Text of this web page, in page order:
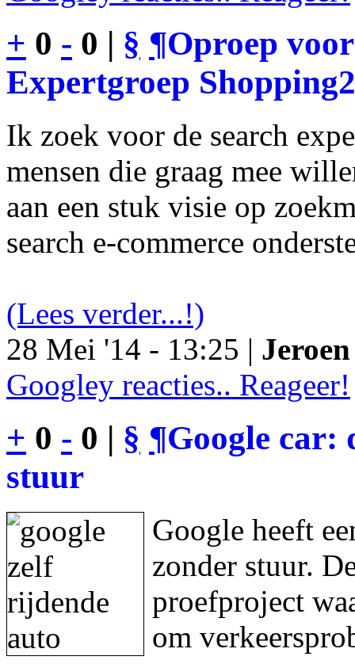
+ 0 - 0 | § ¶Oproep
Expertgroep
Ik zoek voor de search
mensen die graag mee
aan een stuk visie op
search e-commerce
(Lees verder...!)
28 Mei '14 - 13:25 |
Googley reacties.. Reageer!
+ 0 - 0 | § ¶Google car:
stuur
Google heeft
zonder stuur.
proefproject
om